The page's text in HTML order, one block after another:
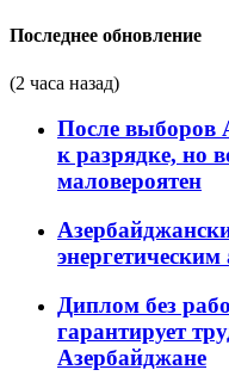
Последнее обновление
(2 часа назад)
После выборов
к разрядке, но
маловероятен
Диплом без
гарантирует
Азербайджане